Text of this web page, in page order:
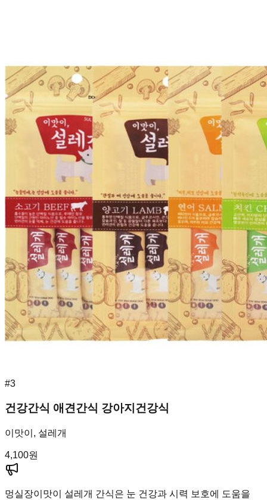
#3
건강간식 애견간식 강아지건강식
이맛이, 설레개
4,100원
멍실장이맛이 설레개 간식은 눈 건강과 시력 보호에 도움을